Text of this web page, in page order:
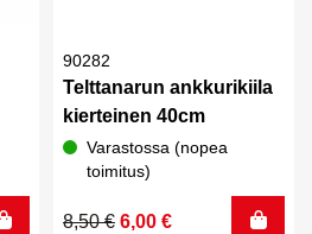
90282
Telttanarun ankkurikiila
kierteinen 40cm
Varastossa (nopea
toimitus)
8,50€
Alkuperäinen
6,00 €
Nykyinen